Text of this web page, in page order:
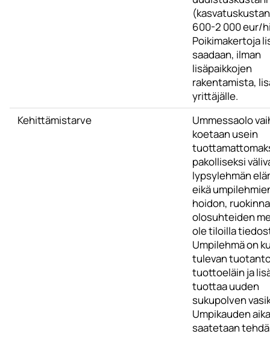
600-2 000 eur/
Poikimakertoja
saadaan, ilman
lisäpaikkojen
rakentamista,
yrittäjälle.
Kehittämistarve
Ummessaolo
koetaan usein
pakolliseksi
lypsylehmän
eikä
hoidon,
olosuhteiden
ole tiloilla
Umpilehmä on
tulevan
tuottoeläin ja
tuottaa uuden
sukupolven
Umpikauden
saatetaan